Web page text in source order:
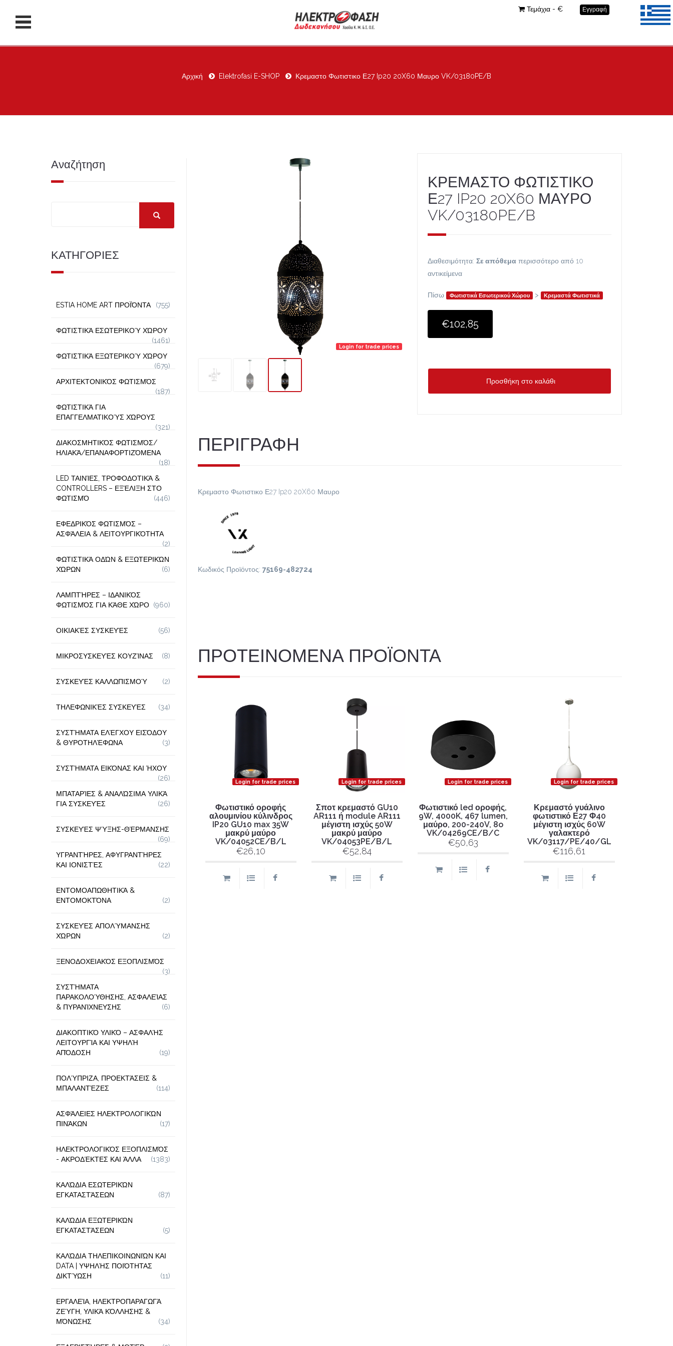
Εγγραφή
Τεμάχια - €
Αρχική Elektrofasi E-SHOP Κρεμαστο Φωτιστικο Ε27 Ip20 20X60 Μαυρο VK/03180PE/B
Login for trade prices
ΚΡΕΜΑΣΤΟ ΦΩΤΙΣΤΙΚΟ
Ε27 IP20 20X60 ΜΑΥΡΟ
VK/03180PE/B
Διαθεσιμότητα:Σε απόθεμα περισσότερο από 10
αντικείμενα
Πίσω Φωτιστικά Εσωτερικού Χώρου > Κρεμαστά Φωτιστικά
€102,85
Προσθήκη στο καλάθι
ΠΕΡΙΓΡΑΦΗ
Κρεμαστο Φωτιστικο Ε27 Ip20 20X60 Μαυρο
Κωδικός Προϊόντος: 75169-482724
ΠΡΟΤΕΙΝΟΜΕΝΑ ΠΡΟΪΟΝΤΑ
Login for trade prices
Φωτιστικό οροφής
αλουμινίου κύλινδρος
IP20 GU10 max 35W
μακρύ μαύρο
VK/04052CE/B/L
€26,10
Login for trade prices
Σποτ κρεμαστό GU10
AR111 ή module AR111
μέγιστη ισχύς 50W
μακρύ μαύρο
VK/04053PE/B/L
€52,84
Login for trade prices
Φωτιστικό led οροφής,
9W, 4000K, 467 lumen,
μαύρο, 200-240V, 8o
VK/04269CE/B/C
€50,63
Login for trade prices
Κρεμαστό γυάλινο
φωτιστικό Ε27 Φ40
μέγιστη ισχύς 60W
γαλακτερό
VK/03117/PE/40/GL
€116,61
Αναζήτηση
ΚΑΤΗΓΟΡΙΕΣ
ESTIA HOME ART ΠΡΟΪΌΝΤΑ (755)
ΦΩΤΙΣΤΙΚΆ ΕΣΩΤΕΡΙΚΟΎ ΧΏΡΟΥ
(1461)
ΦΩΤΙΣΤΙΚΆ ΕΞΩΤΕΡΙΚΟΎ ΧΏΡΟΥ
(679)
ΑΡΧΙΤΕΚΤΟΝΙΚΌΣ ΦΩΤΙΣΜΌΣ
(187)
ΦΩΤΙΣΤΙΚΆ ΓΙΑ
ΕΠΑΓΓΕΛΜΑΤΙΚΟΎΣ ΧΏΡΟΥΣ
(321)
ΔΙΑΚΟΣΜΗΤΙΚΌΣ ΦΩΤΙΣΜΌΣ/
ΗΛΙΑΚΆ/ΕΠΑΝΑΦΟΡΤΙΖΌΜΕΝΑ
(18)
LED ΤΑΙΝΊΕΣ, ΤΡΟΦΟΔΟΤΙΚΆ &
CONTROLLERS – ΕΞΈΛΙΞΗ ΣΤΟ
ΦΩΤΙΣΜΌ
(446)
ΕΦΕΔΡΙΚΌΣ ΦΩΤΙΣΜΌΣ –
ΑΣΦΆΛΕΙΑ & ΛΕΙΤΟΥΡΓΙΚΌΤΗΤΑ
(2)
ΦΩΤΙΣΤΙΚΆ ΟΔΏΝ & ΕΞΩΤΕΡΙΚΏΝ
ΧΏΡΩΝ
(6)
ΛΑΜΠΤΉΡΕΣ – ΙΔΑΝΙΚΌΣ
ΦΩΤΙΣΜΌΣ ΓΙΑ ΚΆΘΕ ΧΏΡΟ (960)
ΟΙΚΙΑΚΈΣ ΣΥΣΚΕΥΈΣ (56)
ΜΙΚΡΟΣΥΣΚΕΥΈΣ ΚΟΥΖΊΝΑΣ (8)
ΣΥΣΚΕΥΈΣ ΚΑΛΛΩΠΙΣΜΟΎ (2)
ΤΗΛΕΦΩΝΙΚΈΣ ΣΥΣΚΕΥΈΣ (34)
ΣΥΣΤΉΜΑΤΑ ΕΛΈΓΧΟΥ ΕΙΣΌΔΟΥ
& ΘΥΡΟΤΗΛΈΦΩΝΑ
(3)
ΣΥΣΤΉΜΑΤΑ ΕΙΚΌΝΑΣ ΚΑΙ ΉΧΟΥ
(26)
ΜΠΑΤΑΡΊΕΣ & ΑΝΑΛΏΣΙΜΑ ΥΛΙΚΆ
ΓΙΑ ΣΥΣΚΕΥΈΣ
(26)
ΣΥΣΚΕΥΈΣ ΨΎΞΗΣ-ΘΈΡΜΑΝΣΗΣ
(69)
ΥΓΡΑΝΤΉΡΕΣ, ΑΦΥΓΡΑΝΤΉΡΕΣ
ΚΑΙ ΙΟΝΙΣΤΈΣ
(22)
ΕΝΤΟΜΟΑΠΩΘΗΤΙΚΆ &
ΕΝΤΟΜΟΚΤΌΝΑ
(2)
ΣΥΣΚΕΥΈΣ ΑΠΟΛΎΜΑΝΣΗΣ
ΧΏΡΩΝ
(2)
ΞΕΝΟΔΟΧΕΙΑΚΌΣ ΕΞΟΠΛΙΣΜΌΣ
(3)
ΣΥΣΤΉΜΑΤΑ
ΠΑΡΑΚΟΛΟΎΘΗΣΗΣ, ΑΣΦΑΛΕΊΑΣ
& ΠΥΡΑΝΊΧΝΕΥΣΗΣ
(6)
ΔΙΑΚΟΠΤΙΚΌ ΥΛΙΚΌ – ΑΣΦΑΛΉΣ
ΛΕΙΤΟΥΡΓΊΑ ΚΑΙ ΥΨΗΛΉ
ΑΠΌΔΟΣΗ
(19)
ΠΟΛΎΠΡΙΖΑ, ΠΡΟΕΚΤΆΣΕΙΣ &
ΜΠΑΛΑΝΤΈΖΕΣ
(114)
ΑΣΦΆΛΕΙΕΣ ΗΛΕΚΤΡΟΛΟΓΙΚΏΝ
ΠΙΝΆΚΩΝ
(17)
ΗΛΕΚΤΡΟΛΟΓΙΚΌΣ ΕΞΟΠΛΙΣΜΌΣ
- ΑΚΡΟΔΈΚΤΕΣ ΚΑΙ ΆΛΛΑ
(1383)
ΚΑΛΏΔΙΑ ΕΣΩΤΕΡΙΚΏΝ
ΕΓΚΑΤΑΣΤΆΣΕΩΝ
(87)
ΚΑΛΏΔΙΑ ΕΞΩΤΕΡΙΚΏΝ
ΕΓΚΑΤΑΣΤΆΣΕΩΝ
(5)
ΚΑΛΏΔΙΑ ΤΗΛΕΠΙΚΟΙΝΩΝΙΏΝ ΚΑΙ
DATA | ΥΨΗΛΉΣ ΠΟΙΌΤΗΤΑΣ
ΔΙΚΤΎΩΣΗ
(11)
ΕΡΓΑΛΕΊΑ, ΗΛΕΚΤΡΟΠΑΡΑΓΩΓΆ
ΖΕΎΓΗ, ΥΛΙΚΆ ΚΌΛΛΗΣΗΣ &
ΜΌΝΩΣΗΣ
(34)